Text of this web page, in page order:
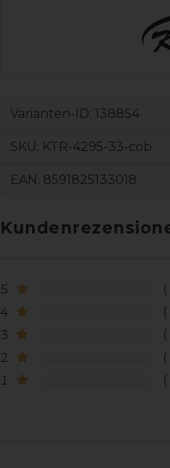
Varianten-ID: 138854
SKU: KTR-4295-33-cob
EAN: 8591825133018
5
4
3
2
1